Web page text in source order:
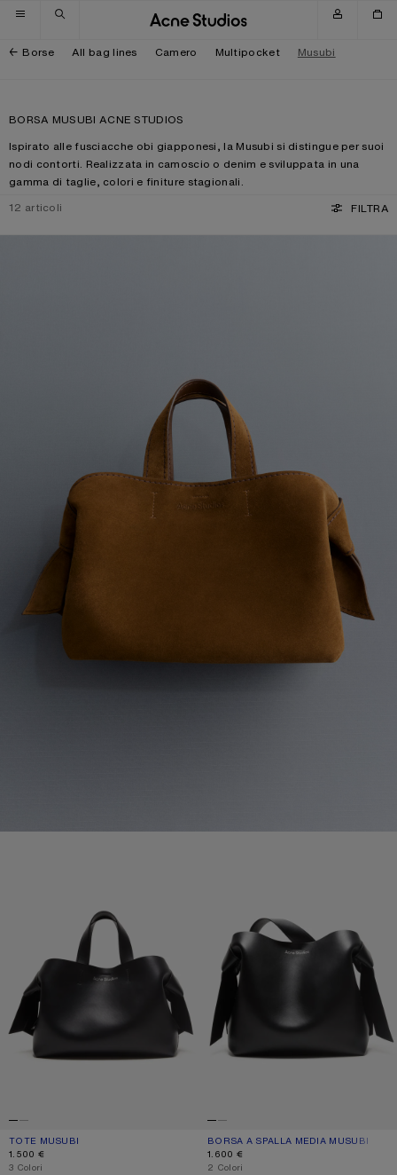
Salta alla navigazione
Salta al contenuto principale
Salta al piè di pagina
Borse All bag lines Camero Multipocket Musubi
BORSA MUSUBI ACNE STUDIOS
Ispirato alle fusciacche obi giapponesi, la Musubi si distingue per suoi
nodi contorti. Realizzata in camoscio o denim e sviluppata in una
gamma di taglie, colori e finiture stagionali.
12 articoli FILTRA
TOTE MUSUBI
COLORE ATTUALE: NERO
PREZZO: 1.500 €.
1.500 €
,3 Colori
BORSA A SPALLA MEDIA MUSUBI
COLORE ATTUALE: NERO
PREZZO: 1.600 €.
1.600 €
,2 Colori